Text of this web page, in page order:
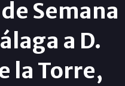
Semana
a D.
la Torre,